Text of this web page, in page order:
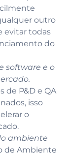
outro
evitar todas
do
software e o
de P&D e QA
isso
o
ambiente
de Ambiente